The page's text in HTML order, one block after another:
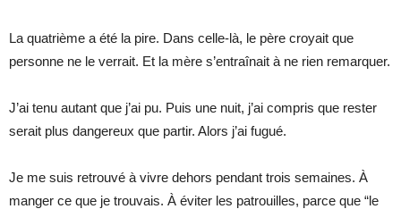
La quatrième a été la pire. Dans celle-là, le père croyait que
personne ne le verrait. Et la mère s’entraînait à ne rien remarquer.
J’ai tenu autant que j’ai pu. Puis une nuit, j’ai compris que rester
serait plus dangereux que partir. Alors j’ai fugué.
Je me suis retrouvé à vivre dehors pendant trois semaines. À
manger ce que je trouvais. À éviter les patrouilles, parce que “le